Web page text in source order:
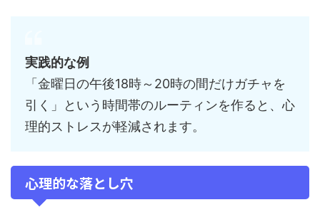
実践的な例
「金曜日の午後18時～20時の間だけガチャを
引く」という時間帯のルーティンを作ると、心
理的ストレスが軽減されます。
心理的な落とし穴